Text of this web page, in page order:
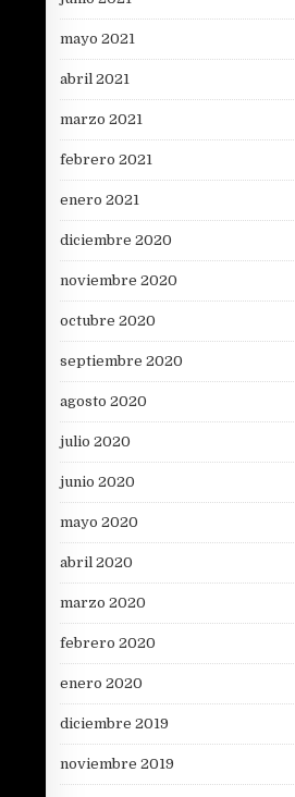
mayo 2021
abril 2021
marzo 2021
febrero 2021
enero 2021
diciembre 2020
noviembre 2020
octubre 2020
septiembre 2020
agosto 2020
julio 2020
junio 2020
mayo 2020
abril 2020
marzo 2020
febrero 2020
enero 2020
diciembre 2019
noviembre 2019